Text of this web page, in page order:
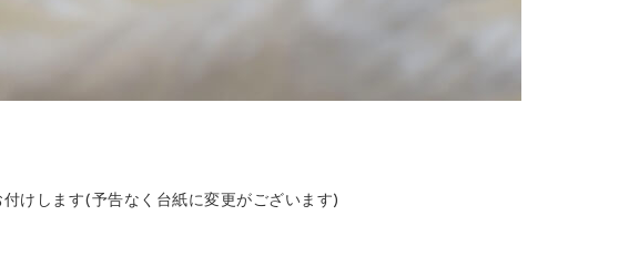
けします(予告なく台紙に変更がございます)